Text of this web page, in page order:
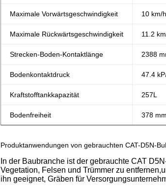
Maximale Vorwärtsgeschwindigkeit 10 km/h
Maximale Rückwärtsgeschwindigkeit 11.2
Strecken-Boden-Kontaktlänge 2388
Bodenkontaktdruck 47.4
Kraftstofftankkapazität 257L
Bodenfreiheit 378 mm
Produktanwendungen von gebrauchten CAT-D5N-
In der Baubranche ist der gebrauchte CAT
Vegetation, Felsen und Trümmer zu
ihn geeignet, Gräben für